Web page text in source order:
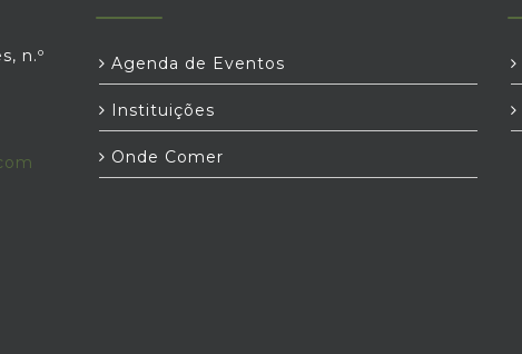
n.º
Agenda de Eventos
Instituições
Onde Comer